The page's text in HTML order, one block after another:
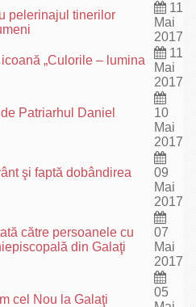
pelerinajul tinerilor
11
Mai
2017
„Culorile – lumina
11
Mai
2017
Patriarhul Daniel
10
Mai
2017
şi faptă dobândirea
09
Mai
2017
către persoanele cu
din Galaţi
07
Mai
2017
cel Nou la Galaţi
05